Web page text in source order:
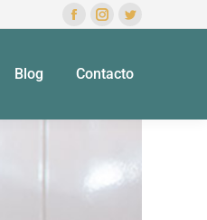
Blog Contacto